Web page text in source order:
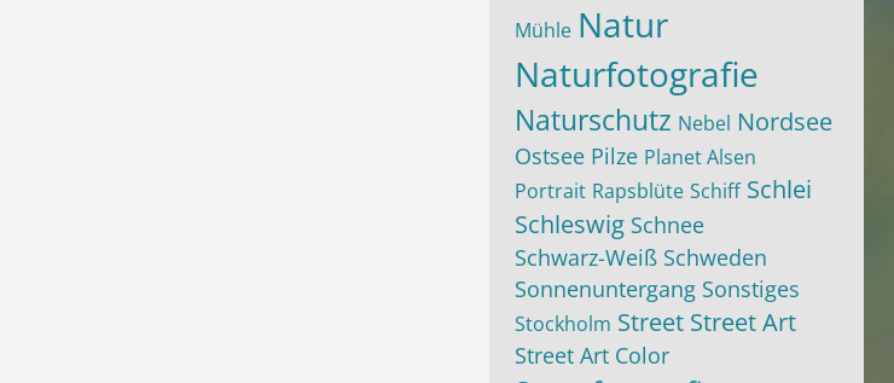
Mühle Natur
Naturfotografie
Naturschutz Nebel Nordsee
Ostsee Pilze Planet Alsen
Portrait Rapsblüte Schiff Schlei
Schleswig Schnee
Schwarz-Weiß Schweden
Sonnenuntergang Sonstiges
Stockholm Street Street Art
Street Art Color